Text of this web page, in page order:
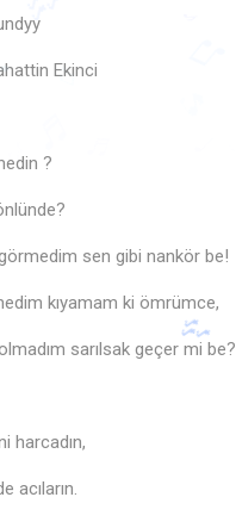
Ekinci
?
sen gibi nankör be!
kıyamam ki ömrümce,
sarılsak geçer mi be?
harcadın,
acıların.
♬
🎶